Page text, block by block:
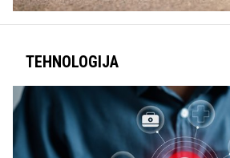
TEHNOLOGIJA